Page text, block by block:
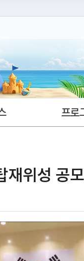
도메인 주소를 확인해 보세
프로
재위성 공